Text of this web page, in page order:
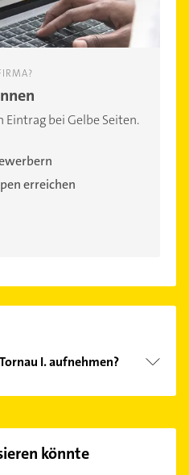
bei Gelbe Seiten.
erreichen
I. aufnehmen?
oder Mail in
. könnte